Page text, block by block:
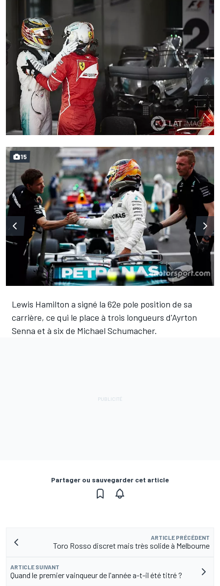
Lewis Hamilton a signé la 62e pole position de sa
carrière, ce qui le place à trois longueurs d'Ayrton
Senna et à six de Michael Schumacher.
15
Partager ou sauvegarder cet article
ARTICLE PRÉCÉDENT
Toro Rosso discret mais très solide à Melbourne
ARTICLE SUIVANT
Quand le premier vainqueur de l'année a-t-il été titré ?